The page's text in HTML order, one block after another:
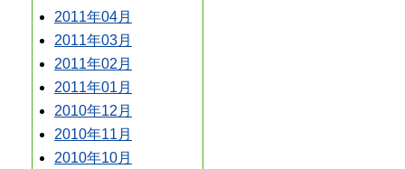
2011年04月
2011年03月
2011年02月
2011年01月
2010年12月
2010年11月
2010年10月